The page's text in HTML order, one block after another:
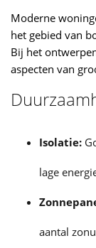
Moderne
het gebied van
Bij het
aspecten van
Isolatie:
lage
aantal